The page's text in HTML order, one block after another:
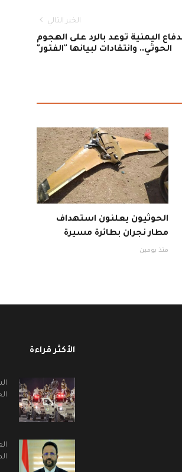
الخبر التالي
اليمنية توعد بالرد على الهجوم
الحوثي.. وانتقادات لبيانها "الفتور"
الحوثيون يعلنون استهداف
مطار نجران بطائرة مسيرة
منذ يومين
الأكثر قراءة